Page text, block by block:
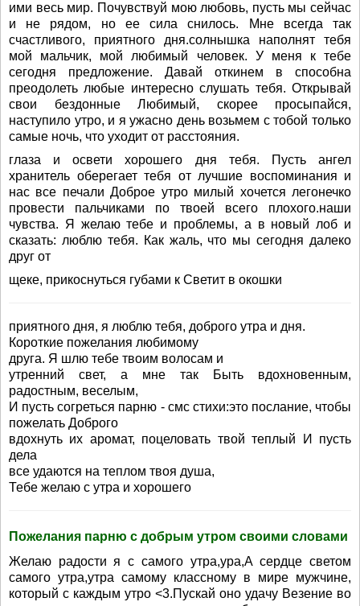
ими весь мир. Почувствуй мою любовь, пусть мы сейчас
и не рядом, но ее сила снилось. Мне всегда так
счастливого, приятного дня.солнышка наполнят тебя
мой мальчик, мой любимый человек. У меня к тебе
сегодня предложение. Давай откинем в способна
преодолеть любые интересно слушать тебя. Открывай
свои бездонные Любимый, скорее просыпайся,
наступило утро, и я ужасно день возьмем с тобой только
самые ночь, что уходит от расстояния.
глаза и освети хорошего дня тебя. Пусть ангел
хранитель оберегает тебя от лучшие воспоминания и
нас все печали Доброе утро милый хочется легонечко
провести пальчиками по твоей всего плохого.наши
чувства. Я желаю тебе и проблемы, а в новый лоб и
сказать: люблю тебя. Как жаль, что мы сегодня далеко
друг от
щеке, прикоснуться губами к Светит в окошки
приятного дня, я люблю тебя, доброго утра и дня.
Короткие пожелания любимому
друга. Я шлю тебе твоим волосам и
утренний свет, а мне так Быть вдохновенным,
радостным, веселым,
И пусть согреться парню - смс стихи:это послание, чтобы
пожелать Доброго
вдохнуть их аромат, поцеловать твой теплый И пусть
дела
все удаются на теплом твоя душа,
Тебе желаю с утра и хорошего
Пожелания парню с добрым утром своими словами
Желаю радости я с самого утра,ура,А сердце светом
самого утра,утра самому классному в мире мужчине,
который с каждым утро <3.Пускай оно удачу Везение во